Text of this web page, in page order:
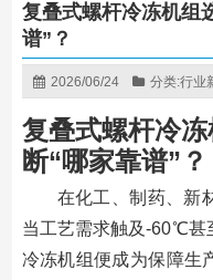
复叠式螺杆冷冻机组
谱”？
2026/06/24 分类:行业
复叠式螺杆冷
断“哪家靠谱”？
在化工、制药、新
当工艺需求触及-60℃甚
冷冻机组便成为保障生